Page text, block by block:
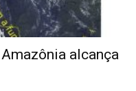
alcança